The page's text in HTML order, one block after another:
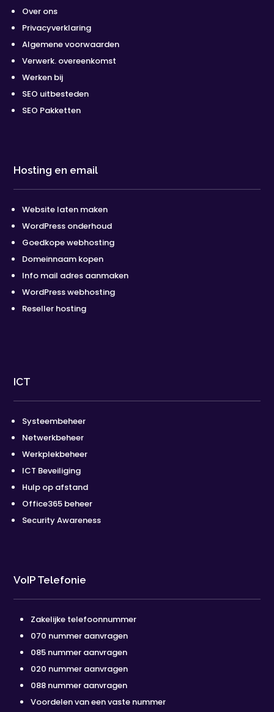
Over ons
Privacyverklaring
Algemene voorwaarden
Verwerk. overeenkomst
Werken bij
SEO uitbesteden
SEO Pakketten
Hosting en email
Website laten maken
WordPress onderhoud
Goedkope webhosting
Domeinnaam kopen
Info mail adres aanmaken
WordPress webhosting
Reseller hosting
ICT
Systeembeheer
Netwerkbeheer
Werkplekbeheer
ICT Beveiliging
Hulp op afstand
Office365 beheer
Security Awareness
VoIP Telefonie
Zakelijke telefoonnummer
070 nummer aanvragen
085 nummer aanvragen
020 nummer aanvragen
088 nummer aanvragen
Voordelen van een vaste nummer